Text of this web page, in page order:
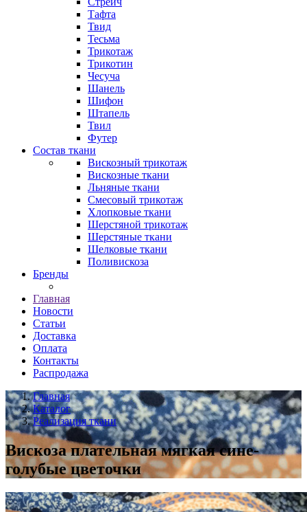
Тафта
Твид
Тесьма
Трикотаж
Трикотин
Чесуча
Шанель
Шифон
Штапель
Твил
Футер
Состав ткани
Вискозный трикотаж
Вискозные ткани
Льняные ткани
Смесовый трикотаж
Хлопковые ткани
Шерстяной трикотаж
Шерстяные ткани
Шелковые ткани
Поливискоза
Бренды
Главная
Новости
Статьи
Доставка
Оплата
Контакты
Распродажа
Главная
Каталог
Реализация ткани
Вискоза плательная мягкая сине-
голубые цветочки